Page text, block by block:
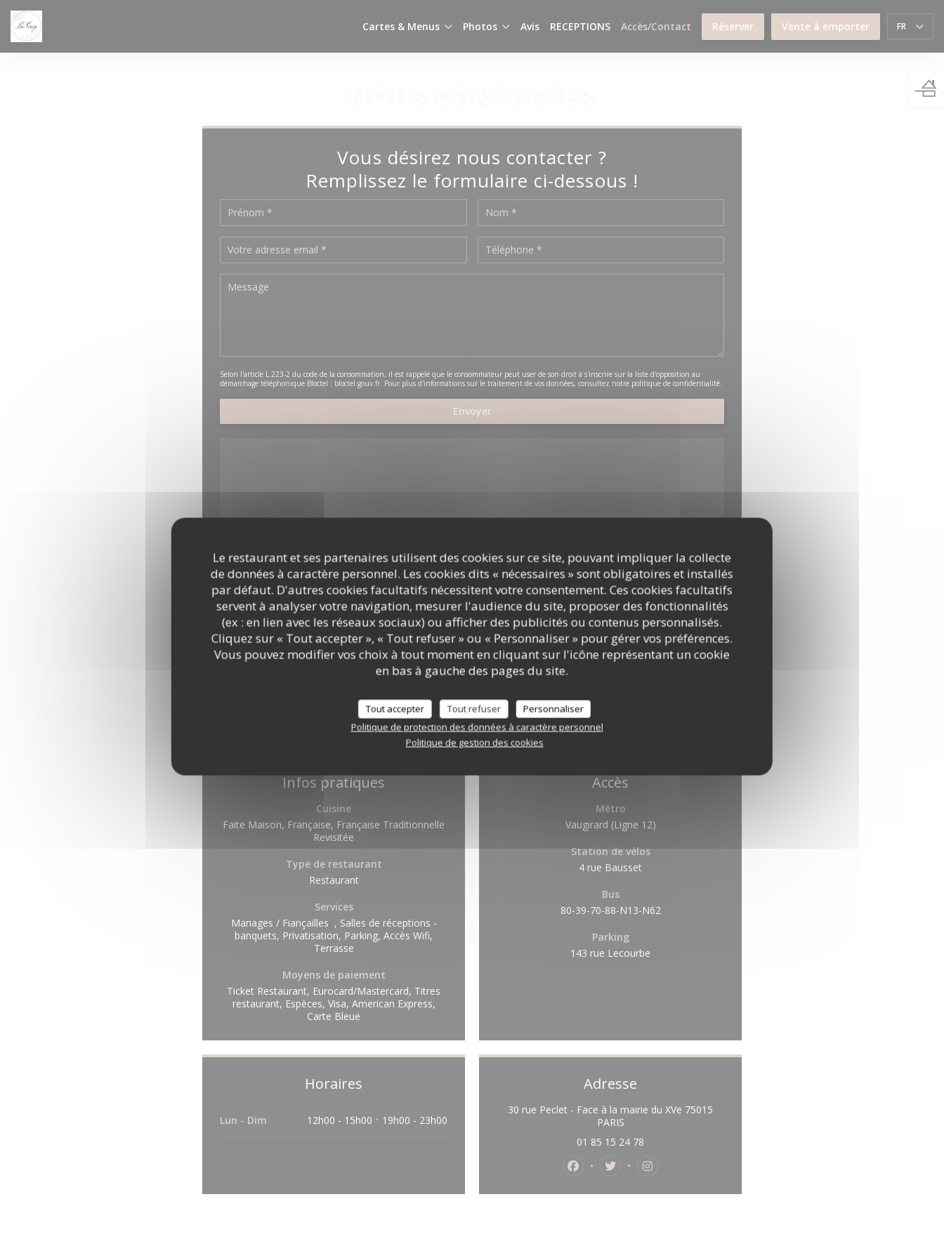
Personnalisation de vos choix en matière de cookies
Le restaurant et ses partenaires utilisent des cookies sur ce site, pouvant impliquer la collecte
de données à caractère personnel. Les cookies dits « nécessaires » sont obligatoires et installés
par défaut. D'autres cookies facultatifs nécessitent votre consentement. Ces cookies facultatifs
servent à analyser votre navigation, mesurer l'audience du site, proposer des fonctionnalités
(ex : en lien avec les réseaux sociaux) ou afficher des publicités ou contenus personnalisés.
Cliquez sur « Tout accepter », « Tout refuser » ou « Personnaliser » pour gérer vos préférences.
Vous pouvez modifier vos choix à tout moment en cliquant sur l'icône représentant un cookie
en bas à gauche des pages du site.
Tout accepter Tout refuser
Personnaliser
Politique de protection des données à caractère personnel
Politique de gestion des cookies
Cartes & Menus Photos Avis RECEPTIONS Accès/Contact Réserver Vente à emporter FR
Vous désirez nous contacter ?
Remplissez le formulaire ci-dessous !
Selon l'article L.223-2 du code de la consommation, il est rappelé que le consommateur peut user de son droit à s'inscrire sur la liste d'opposition au
démarchage téléphonique Bloctel : bloctel.gouv.fr. Pour plus d'informations sur le traitement de vos données, consultez notre politique de confidentialité.
Pour afficher la carte interactive Waze, vous devez accepter les cookies Waze Map (Google). Ces cookies peuvent collecter des
données de navigation et de localisation.
Autoriser
Infos pratiques
Cuisine
Faite Maison, Française, Française Traditionnelle
Revisitée
Type de restaurant
Restaurant
Services
Mariages / Fiançailles , Salles de réceptions -
banquets, Privatisation, Parking, Accès Wifi,
Terrasse
Moyens de paiement
Ticket Restaurant, Eurocard/Mastercard, Titres
restaurant, Espèces, Visa, American Express,
Carte Bleue
Accès
Métro
Vaugirard (Ligne 12)
Station de vélos
4 rue Bausset
Bus
80-39-70-88-N13-N62
Parking
143 rue Lecourbe
Horaires
Lun - Dim 12h00 - 15h00 • 19h00 - 23h00
Adresse
30 rue Peclet - Face à la mairie du XVe 75015
PARIS((ouvre une nouvelle fenêtre))
01 85 15 24 78
Facebook ((ouvre une nouvelle fenêtre))
Twitter ((ouvre une nouvelle fenêtre))
Instagram ((ouvre une nouvelle fenêtre))